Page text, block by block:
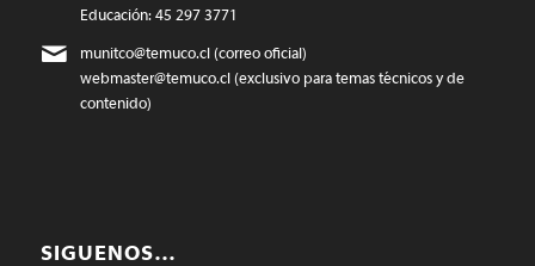
Educación: 45 297 3771
munitco@temuco.cl(correo oficial)
webmaster@temuco.cl(exclusivo para temas técnicos y de
contenido)
SIGUENOS…